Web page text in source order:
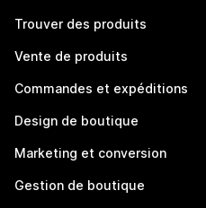
Trouver des produits
Vente de produits
Commandes et expéditions
Design de boutique
Marketing et conversion
Gestion de boutique